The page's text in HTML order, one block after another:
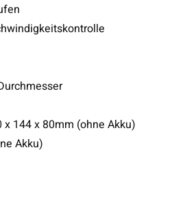
144 x 80mm (ohne Akku)
Akku)